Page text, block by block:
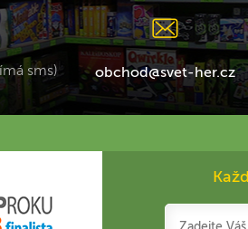
sms) obchod@svet-her.cz